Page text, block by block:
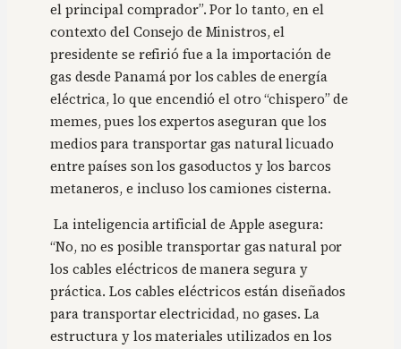
el principal comprador”. Por lo tanto, en el
contexto del Consejo de Ministros, el
presidente se refirió fue a la importación de
gas desde Panamá por los cables de energía
eléctrica, lo que encendió el otro “chispero” de
memes, pues los expertos aseguran que los
medios para transportar gas natural licuado
entre países son los gasoductos y los barcos
metaneros, e incluso los camiones cisterna.
La inteligencia artificial de Apple asegura:
“No, no es posible transportar gas natural por
los cables eléctricos de manera segura y
práctica. Los cables eléctricos están diseñados
para transportar electricidad, no gases. La
estructura y los materiales utilizados en los